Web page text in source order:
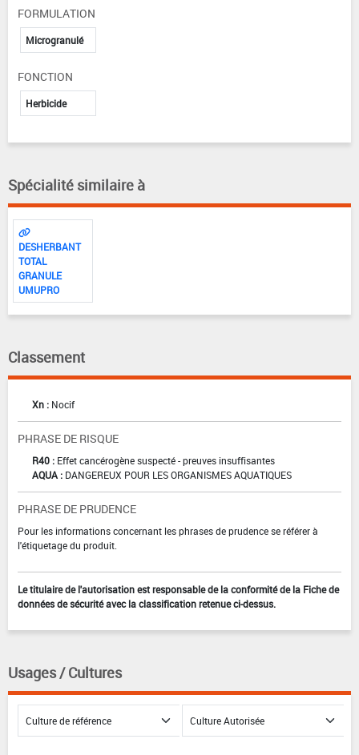
FORMULATION
Microgranulé
FONCTION
Herbicide
Spécialité similaire à
DESHERBANT
TOTAL
GRANULE
UMUPRO
Classement
Xn : Nocif
PHRASE DE RISQUE
R40 : Effet cancérogène suspecté - preuves insuffisantes
AQUA : DANGEREUX POUR LES ORGANISMES AQUATIQUES
PHRASE DE PRUDENCE
Pour les informations concernant les phrases de prudence se référer à
l'étiquetage du produit.
Le titulaire de l'autorisation est responsable de la conformité de la Fiche de
données de sécurité avec la classification retenue ci-dessus.
Usages / Cultures